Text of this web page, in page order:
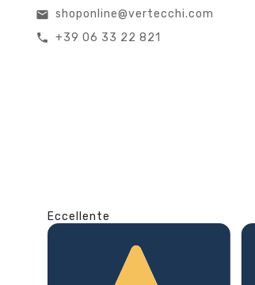
email shoponline@vertecchi.com
call +39 06 33 22 821
Eccellente